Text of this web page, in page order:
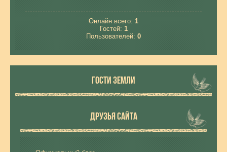
Онлайн всего: 1
Гостей: 1
Пользователей: 0
ГОСТИ ЗЕМЛИ
ДРУЗЬЯ САЙТА